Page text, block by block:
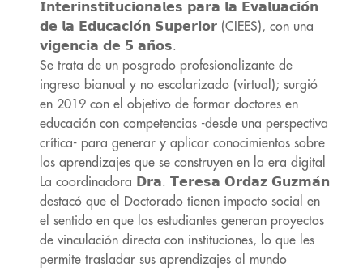
𝗜𝗻𝘁𝗲𝗿𝗶𝗻𝘀𝘁𝗶𝘁𝘂𝗰𝗶𝗼𝗻𝗮𝗹𝗲𝘀 𝗽𝗮𝗿𝗮 𝗹𝗮 𝗘𝘃𝗮𝗹𝘂𝗮𝗰𝗶𝗼́𝗻
𝗱𝗲 𝗹𝗮 𝗘𝗱𝘂𝗰𝗮𝗰𝗶𝗼́𝗻 𝗦𝘂𝗽𝗲𝗿𝗶𝗼𝗿 (CIEES), con una
𝘃𝗶𝗴𝗲𝗻𝗰𝗶𝗮 𝗱𝗲 𝟱 𝗮𝗻̃𝗼𝘀.
Se trata de un posgrado profesionalizante de
ingreso bianual y no escolarizado (virtual); surgió
en 2019 con el objetivo de formar doctores en
educación con competencias -desde una perspectiva
crítica- para generar y aplicar conocimientos sobre
los aprendizajes que se construyen en la era digital
La coordinadora 𝗗𝗿𝗮. 𝗧𝗲𝗿𝗲𝘀𝗮 𝗢𝗿𝗱𝗮𝘇 𝗚𝘂𝘇𝗺𝗮́𝗻
destacó que el Doctorado tienen impacto social en
el sentido en que los estudiantes generan proyectos
de vinculación directa con instituciones, lo que les
permite trasladar sus aprendizajes al mundo